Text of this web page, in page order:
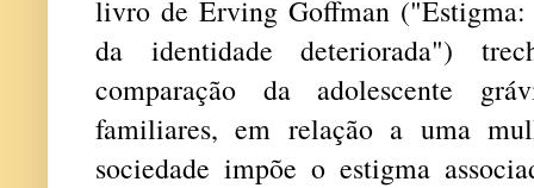
livro de Erving Goffman ("Estigma:
da identidade deteriorada")
comparação da adolescente
familiares, em relação a uma
sociedade impõe o estigma